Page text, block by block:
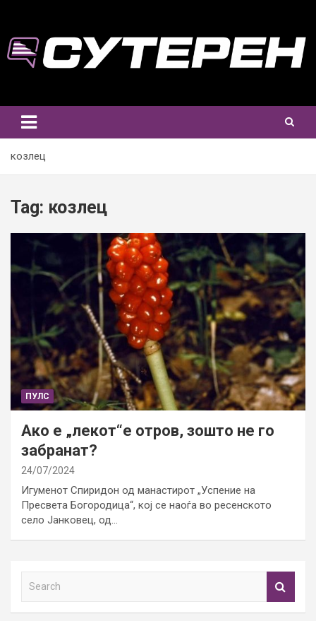
content
козлец
Tag: козлец
ПУЛС
Ако е „лекот“е отров, зошто не го
забранат?
24/07/2024
Игуменот Спиридон од манастирот „Успение на
Пресвета Богородица“, кој се наоѓа во ресенското
село Јанковец, од…